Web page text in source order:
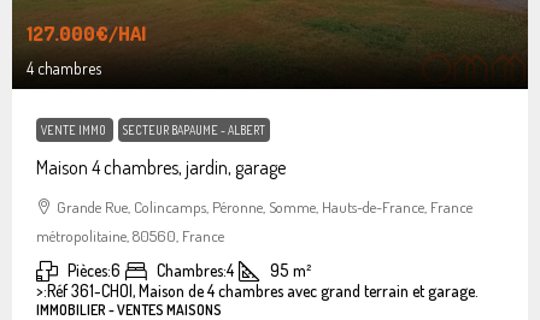
127.000€/HAI
4 chambres
VENTE IMMO SECTEUR BAPAUME - ALBERT
Maison 4 chambres, jardin, garage
Grande Rue, Colincamps, Péronne, Somme, Hauts-de-France, France
métropolitaine, 80560, France
Pièces:6 Chambres:4 95 m²
>:Réf 361-CHOI, Maison de 4 chambres avec grand terrain et garage.
IMMOBILIER - VENTES MAISONS